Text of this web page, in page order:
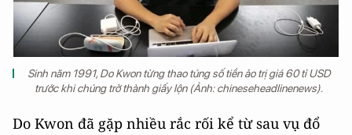
Sinh năm 1991, Do Kwon từng thao túng số tiền ảo trị giá 60 tỉ USD
trước khi chúng trở thành giấy lộn (Ảnh: chineseheadlinenews).
Do Kwon đã gặp nhiều rắc rối kể từ sau vụ đổ